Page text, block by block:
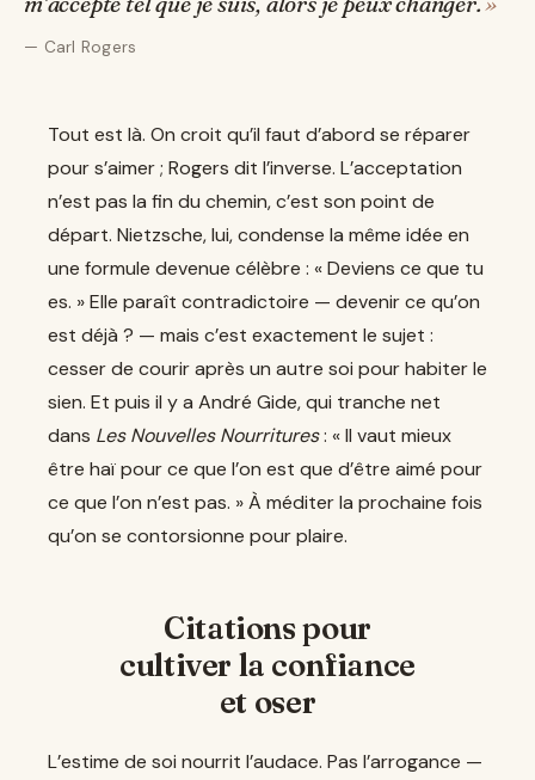
Carl Rogers
Tout est là. On croit qu’il faut d’abord se réparer
pour s’aimer ; Rogers dit l’inverse. L’acceptation
n’est pas la fin du chemin, c’est son point de
départ. Nietzsche, lui, condense la même idée en
une formule devenue célèbre : « Deviens ce que tu
es. » Elle paraît contradictoire — devenir ce qu’on
est déjà ? — mais c’est exactement le sujet :
cesser de courir après un autre soi pour habiter le
sien. Et puis il y a André Gide, qui tranche net
dans Les Nouvelles Nourritures: « Il vaut mieux
être haï pour ce que l’on est que d’être aimé pour
ce que l’on n’est pas. » À méditer la prochaine fois
qu’on se contorsionne pour plaire.
Citations pour
cultiver la confiance
et oser
L’estime de soi nourrit l’audace. Pas l’arrogance —